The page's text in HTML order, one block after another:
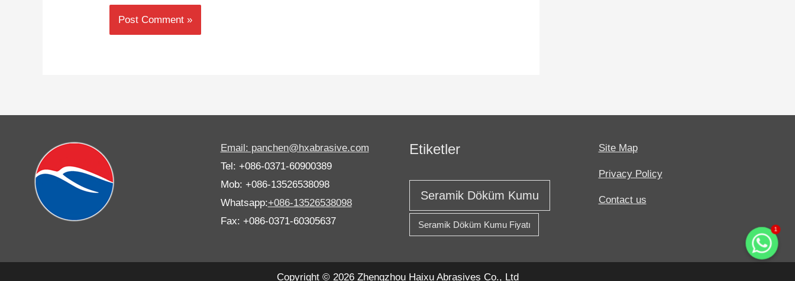
Email: panchen@hxabrasive.com
Tel: +086-0371-60900389
Mob: +086-13526538098
Whatsapp:+086-13526538098
Fax: +086-0371-60305637
Etiketler
Seramik Döküm Kumu
Seramik Döküm Kumu Fiyatı
Site Map
Privacy Policy
Contact us
Copyright © 2026 Zhengzhou Haixu Abrasives Co., Ltd
1